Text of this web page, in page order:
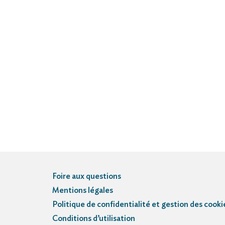
Foire aux questions
Mentions légales
Politique de confidentialité et gestion des
Conditions d’utilisation